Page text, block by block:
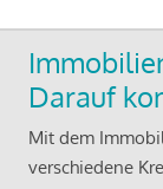
Darauf
Mit dem
verschiedene